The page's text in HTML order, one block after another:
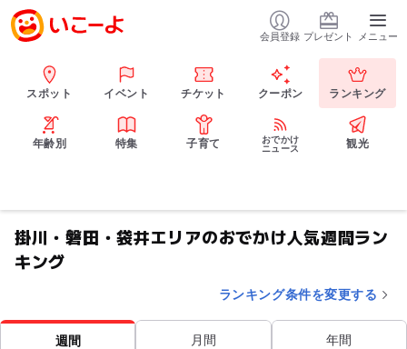
会員登録 プレゼント メニュー
スポット イベント チケット クーポン ランキング
年齢別 特集 子育て
おでかけ
ニュース
観光
掛川・磐田・袋井エリアのおでかけ人気週間ラン
キング
ランキング条件を変更する
週間 月間 年間